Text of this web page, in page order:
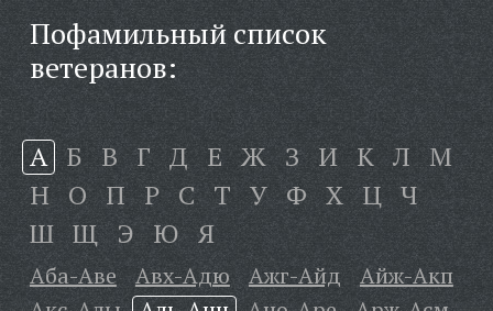
Пофамильный список
ветеранов:
А Б В Г Д Е Ж З И К Л М
Н О П Р С Т У Ф Х Ц Ч
Ш Щ Э Ю Я
Аба-Аве Авх-Адю Ажг-Айд
Айж-Акп